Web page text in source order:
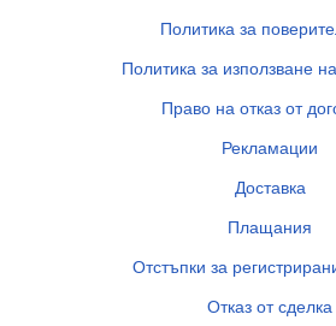
Политика за
Политика за използване
Право на отказ от
Рекламации
Доставка
Плащания
Отстъпки за
Отказ от сделка